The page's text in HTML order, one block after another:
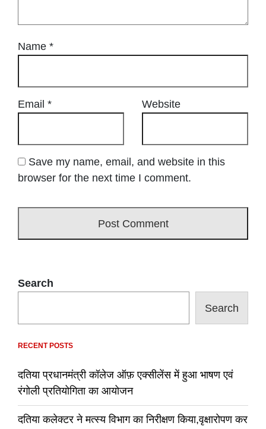
Name *
Email * Website
Save my name, email, and website in this
browser for the next time I comment.
Search
Search
RECENT POSTS
दतिया प्रधानमंत्री कॉलेज ऑफ़ एक्सीलेंस में हुआ भाषण एवं
रंगोली प्रतियोगिता का आयोजन
दतिया कलेक्टर ने मत्स्य विभाग का निरीक्षण किया,वृक्षारोपण कर